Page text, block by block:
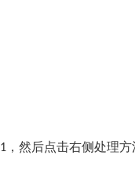
1 ，然后点击右侧处理方